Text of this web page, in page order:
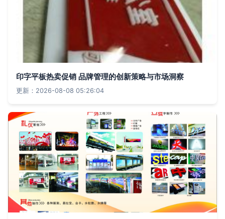
印字平板热卖促销 品牌管理的创新策略与市场洞察
更新：2026-08-08 05:26:04